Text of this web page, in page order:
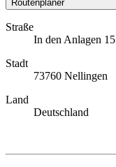
Routenplaner
Straße
In den Anlagen 15
Stadt
73760 Nellingen
Land
Deutschland